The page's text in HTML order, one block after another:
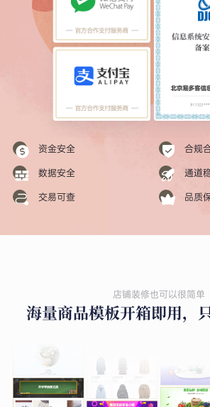
资金安全
合规
数据安全
通道
交易可查
品质
店铺装修也可以很简单
海量商品模板开箱即用，